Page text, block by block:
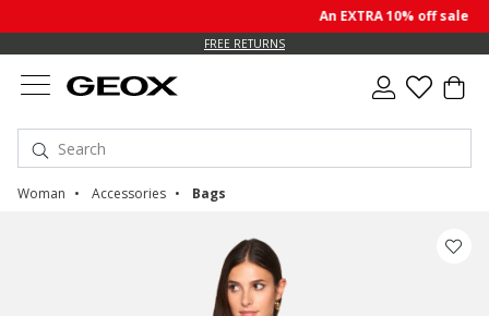
An EXTRA 10% off sale
FREE RETURNS
Woman Accessories Bags